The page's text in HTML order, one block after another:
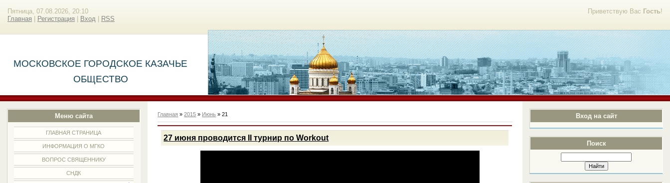
Приветствую Вас Гость!
Пятница, 07.08.2026, 20:10
Главная
Регистрация Вход RSS
МОСКОВСКОЕ ГОРОДСКОЕ КАЗАЧЬЕ
ОБЩЕСТВО
Меню сайта
ГЛАВНАЯ СТРАНИЦА
ИНФОРМАЦИЯ О МГКО
ВОПРОС СВЯЩЕННИКУ
СНДК
Вход на сайт
Поиск
Главная »2015 » Июнь » 21
27 июня проводится II турнир по Workout